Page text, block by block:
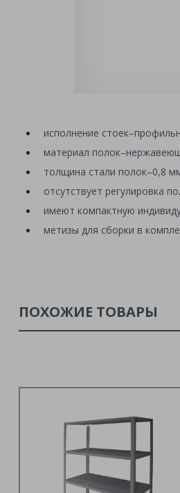
исполнение стоек–
материал полок–
толщина стали полок–0,8
отсутствует регулировка
имеют компактную
метизы для сборки в
ПОХОЖИЕ ТОВАРЫ